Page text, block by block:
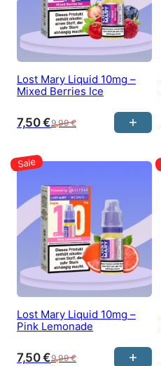
Lost Mary Liquid 10mg –
Mixed Berries Ice
9,99€
7,50€
Lost Mary Liquid 10mg –
Pink Lemonade
9,99€
7,50€